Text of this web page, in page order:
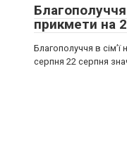
прикмети на
Благополуччя в
серпня 22 серпня